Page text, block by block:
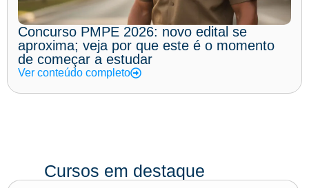
Concurso PMPE 2026: novo edital se
aproxima; veja por que este é o momento
de começar a estudar
Ver conteúdo completo
Cursos em destaque